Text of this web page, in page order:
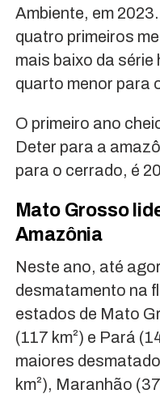
Ambiente, em
quatro primeiros
mais baixo da
quarto menor para
O primeiro ano
Deter para a
para o cerrado, é
Mato Grosso
Amazônia
Neste ano, até
desmatamento na
estados de Mato
(117 km²) e Pará
maiores
km²), Maranhão